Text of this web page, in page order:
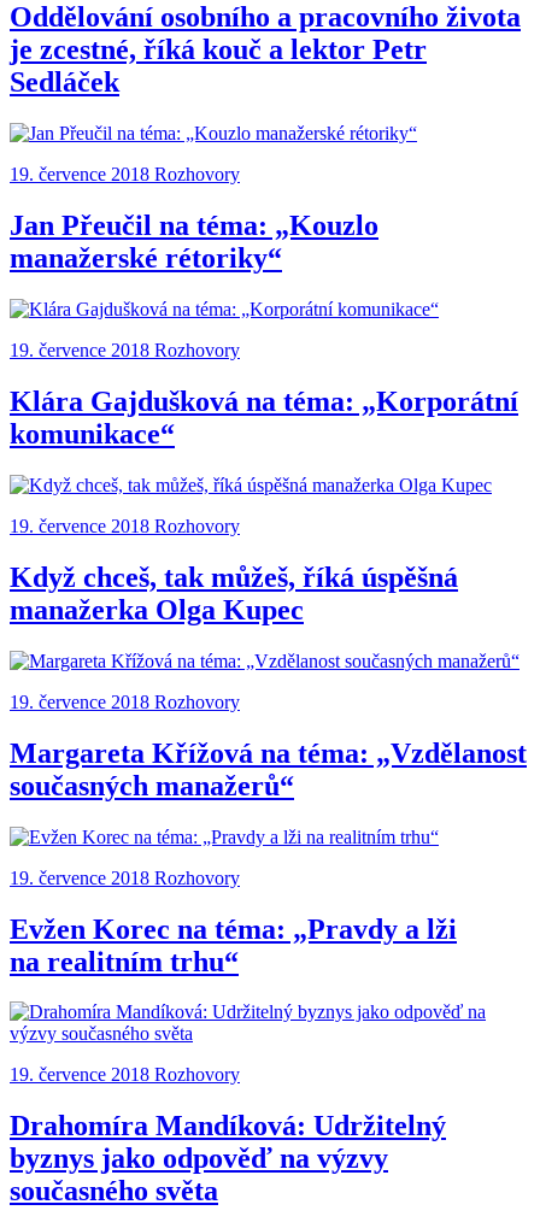
Oddělování osobního a pracovního života
je zcestné, říká kouč a lektor Petr
Sedláček
19. července 2018 Rozhovory
Jan Přeučil na téma: „Kouzlo
manažerské rétoriky“
19. července 2018 Rozhovory
Klára Gajdušková na téma: „Korporátní
komunikace“
19. července 2018 Rozhovory
Když chceš, tak můžeš, říká úspěšná
manažerka Olga Kupec
19. července 2018 Rozhovory
Margareta Křížová na téma: „Vzdělanost
současných manažerů“
19. července 2018 Rozhovory
Evžen Korec na téma: „Pravdy a lži
na realitním trhu“
19. července 2018 Rozhovory
Drahomíra Mandíková: Udržitelný
byznys jako odpověď na výzvy
současného světa